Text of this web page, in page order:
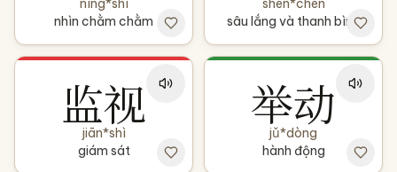
níng*shì
nhìn chằm chằm
shēn*chén
sâu lắng và thanh bình
监视
jiān*shì
giám sát
举动
jǔ*dòng
hành động